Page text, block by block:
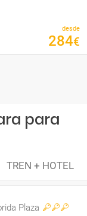
desde
284€
para
TREN + HOTEL
Plaza